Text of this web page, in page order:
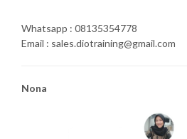
Whatsapp : 08135354778
Email : sales.diotraining@gmail.com
Nona